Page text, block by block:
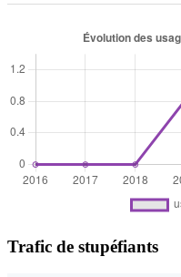
Trafic de stupéfiants